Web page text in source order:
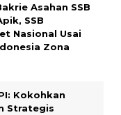
Asahan SSB
SSB
Nasional Usai
Zona
Kokohkan
Strategis